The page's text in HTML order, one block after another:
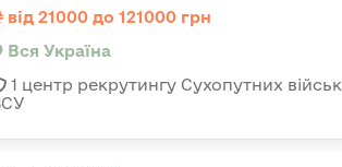
від 21000 до 121000 грн
Вся Україна
1 центр рекрутингу Сухопутних військ